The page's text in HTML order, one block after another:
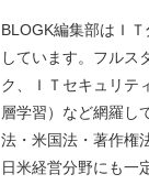
BLOGK編集部はＩ
しています。フルス
ク、ＩＴセキュリテ
層学習）など網羅し
法・米国法・著作権
日米経営分野にも一